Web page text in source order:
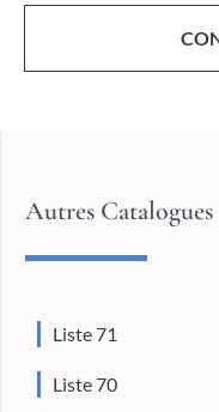
Autres Catalogues
Liste 71
Liste 70